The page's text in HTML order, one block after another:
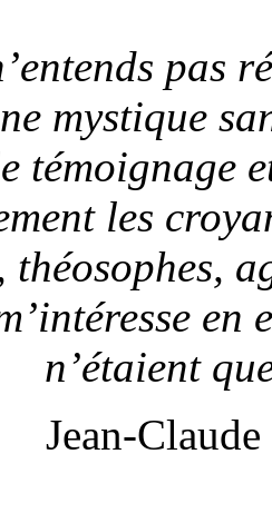
pas
mystique
témoignage
les
théosophes,
en
n’étaient
Jean-